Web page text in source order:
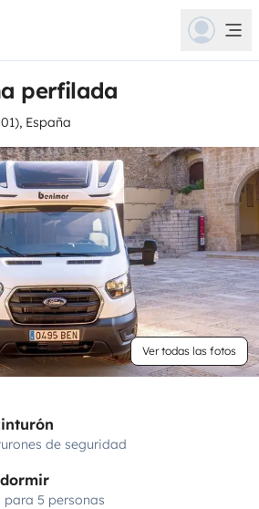
perfilada
España
Ver todas las fotos
de seguridad
5 personas